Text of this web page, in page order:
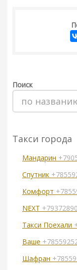
Поиск
Такси города
Мандарин
Спутник
Комфорт
NEXT
Такси Поехали
Ваше
Шафран